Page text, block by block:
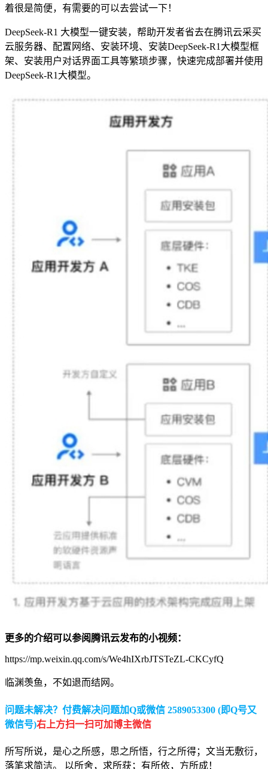
着很是简便，有需要的可以去尝试一下！
DeepSeek-R1 大模型一键安装，帮助开发者省去在腾讯云采买
云服务器、配置网络、安装环境、安装DeepSeek-R1大模型框
架、安装用户对话界面工具等繁琐步骤，快速完成部署并使用
DeepSeek-R1大模型。
更多的介绍可以参阅腾讯云发布的小视频：
https://mp.weixin.qq.com/s/We4hIXrbJTSTeZL-CKCyfQ
临渊羡鱼，不如退而结网。
问题未解决？付费解决问题加Q或微信 2589053300 (即Q号又
微信号)右上方扫一扫可加博主微信
所写所说，是心之所感，思之所悟，行之所得；文当无敷衍，
落笔求简洁。 以所舍，求所获；有所依，方所成！